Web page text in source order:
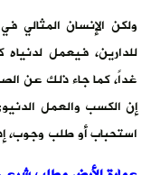
ويعمل
كأنه يموت
هو مطلوب، طلب
والأُمة.